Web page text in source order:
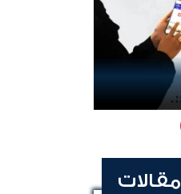
مقالات